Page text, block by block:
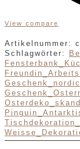
View compare
Artikelnummer:
Schlagwörter: